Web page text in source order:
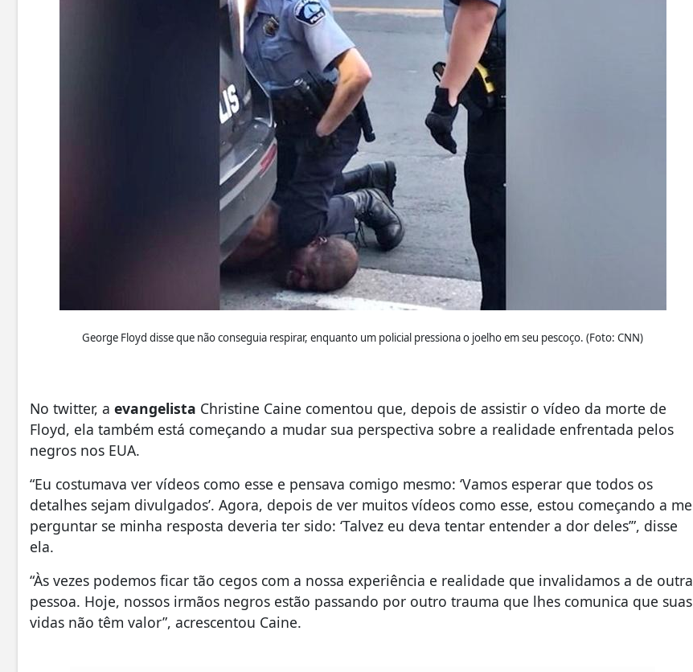
George Floyd disse que não conseguia respirar, enquanto um policial pressiona o joelho em seu pescoço. (Foto: CNN)
No twitter, a evangelista Christine Caine comentou que, depois de assistir o vídeo da morte de
Floyd, ela também está começando a mudar sua perspectiva sobre a realidade enfrentada pelos
negros nos EUA.
“Eu costumava ver vídeos como esse e pensava comigo mesmo: ‘Vamos esperar que todos os
detalhes sejam divulgados’. Agora, depois de ver muitos vídeos como esse, estou começando a me
perguntar se minha resposta deveria ter sido: ‘Talvez eu deva tentar entender a dor deles’”, disse
ela.
“Às vezes podemos ficar tão cegos com a nossa experiência e realidade que invalidamos a de outra
pessoa. Hoje, nossos irmãos negros estão passando por outro trauma que lhes comunica que suas
vidas não têm valor”, acrescentou Caine.